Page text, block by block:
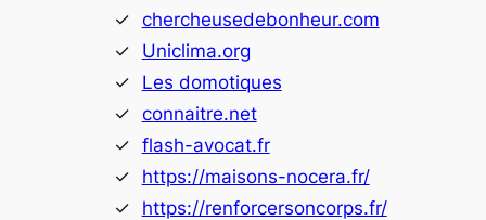
chercheusedebonheur.com
Uniclima.org
Les domotiques
connaitre.net
flash-avocat.fr
https://maisons-nocera.fr/
https://renforcersoncorps.fr/